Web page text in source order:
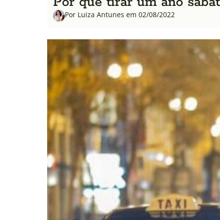
Por Luiza Antunes em 02/08/2022